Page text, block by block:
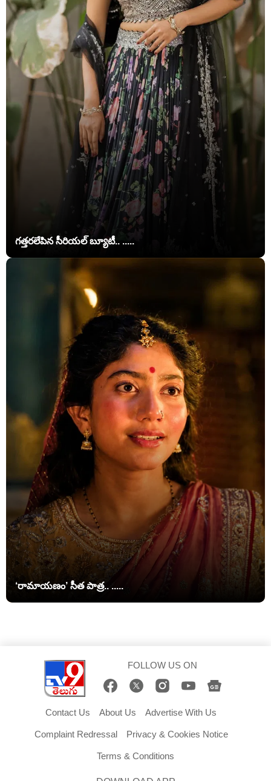
గత్తరలేపిన సీరియల్ బ్యూటీ.. .....
‘రామాయణం’ సీత పాత్ర.. .....
FOLLOW US ON
Contact Us About Us Advertise With Us
Complaint Redressal Privacy & Cookies Notice
Terms & Conditions